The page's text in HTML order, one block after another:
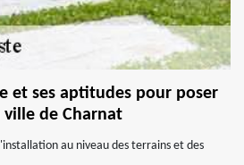
et ses aptitudes pour poser
ville de Charnat
au niveau des terrains et des